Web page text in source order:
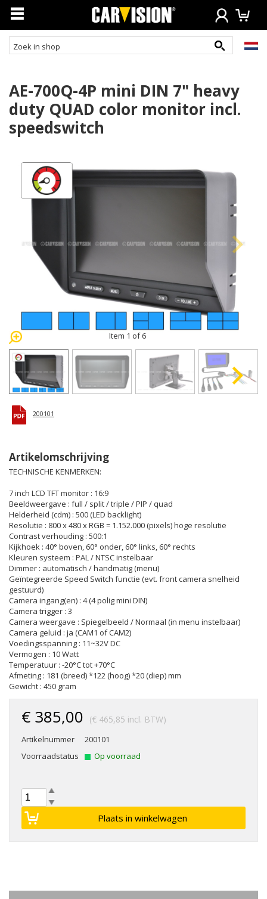
AE-700Q-4P mini DIN 7" heavy
duty QUAD color monitor incl.
speedswitch
Item 1 of 6
200101
Artikelomschrijving
TECHNISCHE KENMERKEN:
7 inch LCD TFT monitor : 16:9
Beeldweergave : full / split / triple / PIP / quad
Helderheid (cdm) : 500 (LED backlight)
Resolutie : 800 x 480 x RGB = 1.152.000 (pixels) hoge resolutie
Contrast verhouding : 500:1
Kijkhoek : 40° boven, 60° onder, 60° links, 60° rechts
Kleuren systeem : PAL / NTSC instelbaar
Dimmer : automatisch / handmatig (menu)
Geïntegreerde Speed Switch functie (evt. front camera snelheid
gestuurd)
Camera ingang(en) : 4 (4 polig mini DIN)
Camera trigger : 3
Camera weergave : Spiegelbeeld / Normaal (in menu instelbaar)
Camera geluid : ja (CAM1 of CAM2)
Voedingsspanning : 11~32V DC
Vermogen : 10 Watt
Temperatuur : -20°C tot +70°C
Afmeting : 181 (breed) *122 (hoog) *20 (diep) mm
Gewicht : 450 gram
€ 385,00 (€ 465,85 incl. BTW)
Artikelnummer
200101
Voorraadstatus
Op voorraad